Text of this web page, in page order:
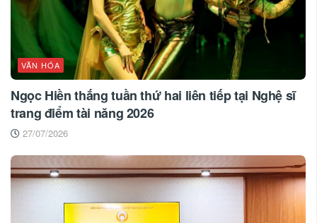
VĂN HÓA
Ngọc Hiền thắng tuần thứ hai liên tiếp tại Nghệ sĩ
trang điểm tài năng 2026
27/07/2026